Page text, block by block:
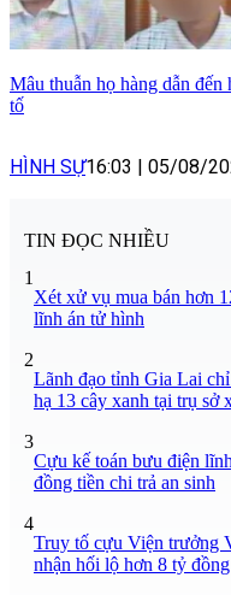
Mâu thuẫn họ hàng dẫn
tố
HÌNH SỰ16:03 05/08/
TIN ĐỌC NHIỀU
1
Xét xử vụ mua bán hơn
lĩnh án tử hình
2
Lãnh đạo tỉnh Gia Lai
hạ 13 cây xanh tại trụ sở
3
Cựu kế toán bưu điện
đồng tiền chi trả an sinh
4
Truy tố cựu Viện trưởng
nhận hối lộ hơn 8 tỷ đồng